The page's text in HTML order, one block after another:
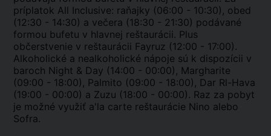
príplatok All Inclusive: raňajky (06:00 - 10:30), obed
(12:30 - 14:30) a večera (18:30 - 21:30) podávané
formou bufetu v hlavnej reštaurácii. Plus
občerstvenie v reštaurácii Fayruz (12:00 - 17:00).
Alkoholické a nealkoholické nápoje sú k dispozícii v
baroch Night & Day (14:00 - 00:00), Margharite
(09:00 - 18:00), Palmito (09:00 - 18:00), Dar Rl-Hava
(19:00 - 00:00) a Zuzu (18:00 - 00:00). Raz za pobyt
je možné využiť a'la carte reštaurácie Nino alebo
Sofra.